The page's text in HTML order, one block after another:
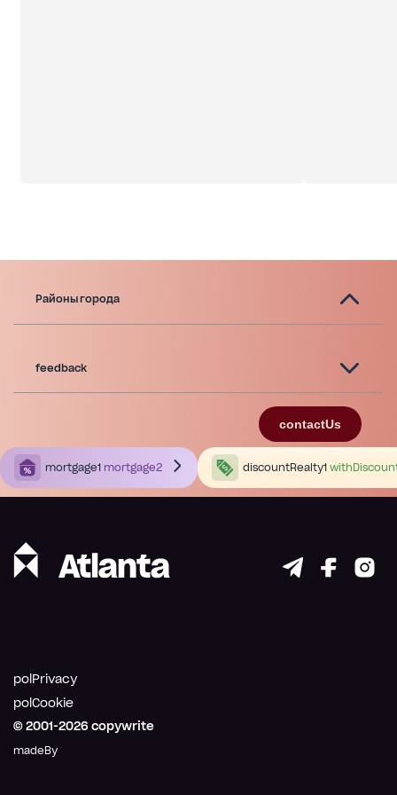
Районы города
feedback
contactUs
mortgage1 mortgage2 discountRealty1
© 2001-2026 copywrite
madeBy
polPrivacy
polCookie